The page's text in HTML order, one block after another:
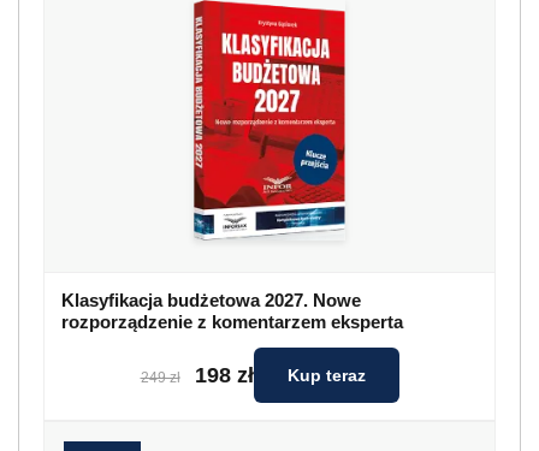
Klasyfikacja budżetowa 2027. Nowe
rozporządzenie z komentarzem eksperta
249 zł 198 zł Kup teraz